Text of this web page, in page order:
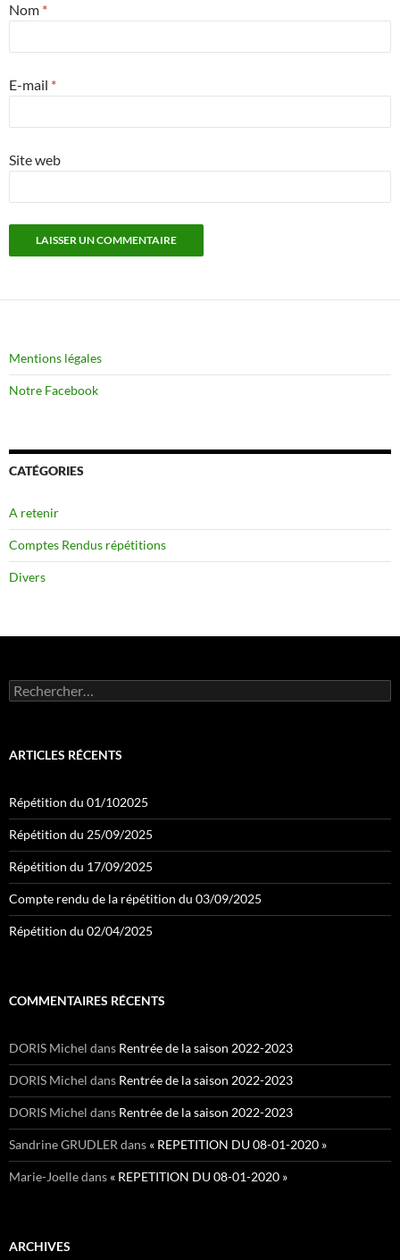
Nom *
E-mail *
Site web
Mentions légales
Notre Facebook
CATÉGORIES
A retenir
Comptes Rendus répétitions
Divers
Rechercher :
ARTICLES RÉCENTS
Répétition du 01/102025
Répétition du 25/09/2025
Répétition du 17/09/2025
Compte rendu de la répétition du 03/09/2025
Répétition du 02/04/2025
COMMENTAIRES RÉCENTS
DORIS Michel dans Rentrée de la saison 2022-2023
DORIS Michel dans Rentrée de la saison 2022-2023
DORIS Michel dans Rentrée de la saison 2022-2023
Sandrine GRUDLER dans « REPETITION DU 08-01-2020 »
Marie-Joelledans « REPETITION DU 08-01-2020 »
ARCHIVES